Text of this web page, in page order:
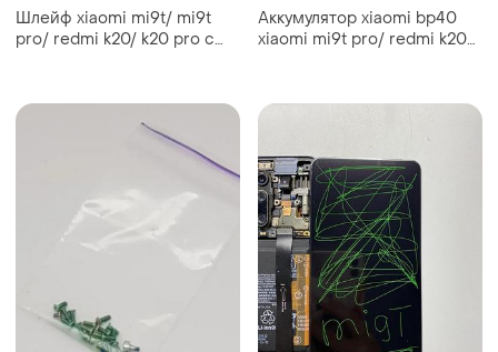
Шлейф xiaomi mi9t/ mi9t
pro/ redmi k20/ k20 pro с
Аккумулятор xiaomi bp40
xiaomi mi9t pro/ redmi k20